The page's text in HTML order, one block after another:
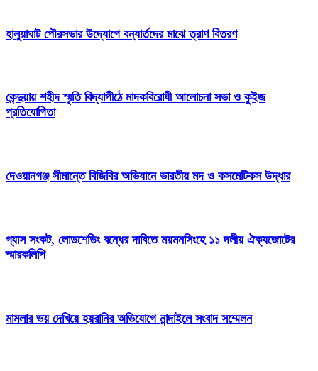
হালুয়াঘাট পৌরসভার উদ্যোগে বন্যার্তদের মাঝে ত্রাণ বিতরণ
কেন্দুয়ায় শহীদ স্মৃতি বিদ্যাপীঠে মাদকবিরোধী আলোচনা সভা ও কুইজ
প্রতিযোগিতা
দেওয়ানগঞ্জ সীমান্তে বিজিবির অভিযানে ভারতীয় মদ ও কসমেটিকস উদ্ধার
গ্যাস সংকট, লোডশেডিং বন্ধের দাবিতে ময়মনসিংহে ১১ দলীয় ঐক্যজোটের
স্মারকলিপি
মামলার ভয় দেখিয়ে হয়রানির অভিযোগে নান্দাইলে সংবাদ সম্মেলন